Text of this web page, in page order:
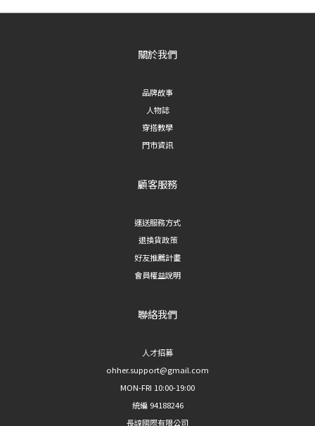
關於我們
品牌故事
人物誌
穿搭教學
門市資訊
顧客服務
運送服務方式
退換貨政策
好友推薦計畫
會員權益說明
聯絡我們
人才招募
ohher.support@gmail.com
MON-FRI 10:00-19:00
統編 94188246
長諄國際有限公司